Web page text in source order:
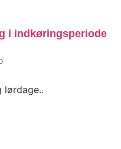
i indkøringsperiode
lørdage..